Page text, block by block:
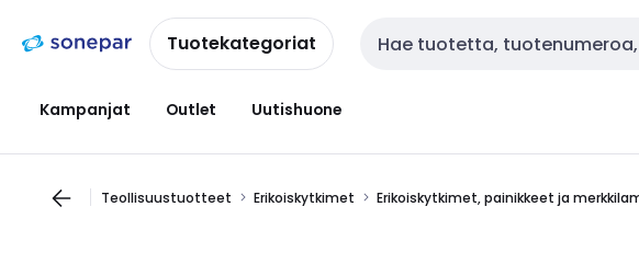
navigointiinsisältöönTuotekategoriat Haku
Kampanjat Outlet Uutishuone
Teollisuustuotteet Erikoiskytkimet Erikoiskytkimet, painikkeet ja